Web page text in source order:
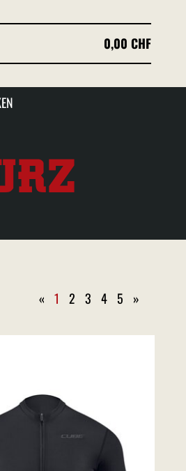
0,00 CHF
« 1 2 3 4 5 »